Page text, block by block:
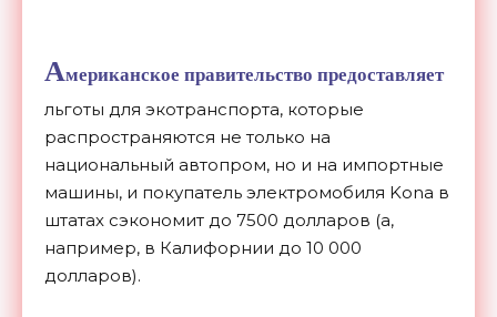
Американское правительство предоставляет
льготы для экотранспорта, которые
распространяются не только на
национальный автопром, но и на импортные
машины, и покупатель электромобиля Kona в
штатах сэкономит до 7500 долларов (а,
например, в Калифорнии до 10 000
долларов).